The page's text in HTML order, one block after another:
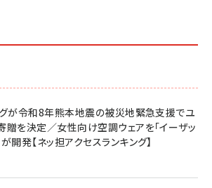
な会社は戦略が9割
アンアン)2026/06/24号 No.2500増刊
アンアン)2026/07/08号 No.2502[2026
半、あなたの恋と運命／山田涼介]
投資家が育休中に１億貯めた株式投資
本質」
グが令和8年熊本地震の被災地緊急支援でユ
を決定／女性向け空調ウェアを「イーザッ
開発【ネッ担アクセスランキング】